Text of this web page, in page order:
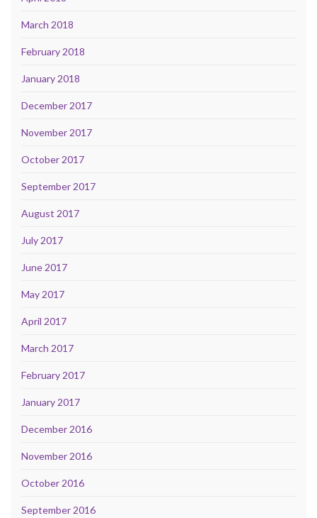
March 2018
February 2018
January 2018
December 2017
November 2017
October 2017
September 2017
August 2017
July 2017
June 2017
May 2017
April 2017
March 2017
February 2017
January 2017
December 2016
November 2016
October 2016
September 2016